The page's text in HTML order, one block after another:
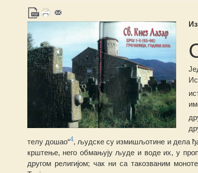
Ј
телу дошао“4, људске су измишљотине и дела
крштење, него обмањују људе и воде их, у
другом религијом; чак ни са такозваним